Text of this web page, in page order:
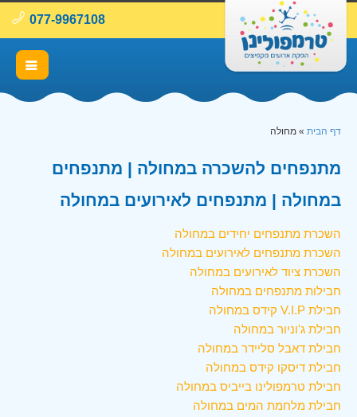
077-9967108
דף הבית » מחולה
מתנפחים להשכרה במחולה | מתנפחים
במחולה | מתנפחים לאירועים במחולה
השכרת מתנפחים יחידים במחולה
השכרת מתנפחים לאירועים במחולה
השכרת ציוד לאירועים במחולה
חבילות מתנפחים במחולה
חבילת V.I.P קידס במחולה
חבילת ג'וניור במחולה
חבילת דאבל סליידר במחולה
חבילת דיסקו קידס במחולה
חבילת טרמפולינו בייביס במחולה
חבילת מלחמת המים במחולה